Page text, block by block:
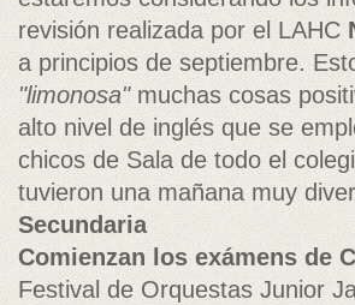
revisión realizada por el LAHC
a principios de septiembre.
"limonosa"muchas cosas
alto nivel de inglés que se
chicos de Sala de todo el
tuvieron una mañana muy
Secundaria
Comienzan los exámens de
Festival de Orquestas Junior